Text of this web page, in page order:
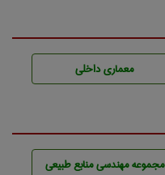
معماری داخلی
مجموعه مهندسی منابع طبيعی